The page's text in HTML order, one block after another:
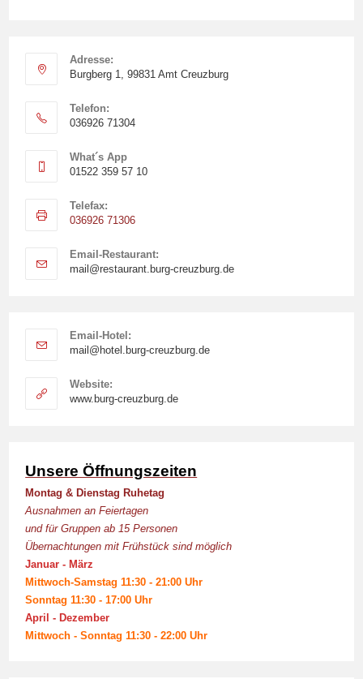
Adresse:
Burgberg 1, 99831 Amt Creuzburg
Telefon:
036926 71304
What´s App
01522 359 57 10
Telefax:
036926 71306
Email-Restaurant:
mail@restaurant.burg-creuzburg.de
Email-Hotel:
mail@hotel.burg-creuzburg.de
Website:
www.burg-creuzburg.de
Unsere Öffnungszeiten
Montag & Dienstag Ruhetag
Ausnahmen an Feiertagen
und für Gruppen ab 15 Personen
Übernachtungen mit Frühstück sind möglich
Januar - März
Mittwoch-Samstag 11:30 - 21:00 Uhr
Sonntag 11:30 - 17:00 Uhr
April - Dezember
Mittwoch - Sonntag 11:30 - 22:00 Uhr